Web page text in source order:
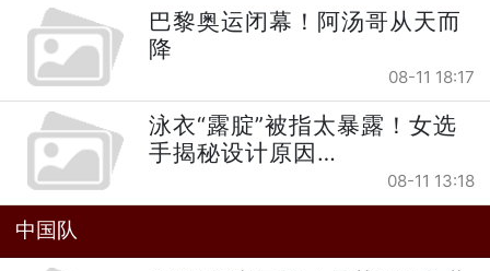
巴黎奥运闭幕！阿汤哥从天而
降
08-11 18:17
泳衣“露腚”被指太暴露！女选
手揭秘设计原因…
08-11 13:18
中国队